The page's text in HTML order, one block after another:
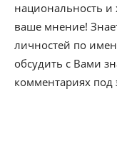
национальность и
ваше мнение!
личностей по
обсудить с Вами
комментариях под